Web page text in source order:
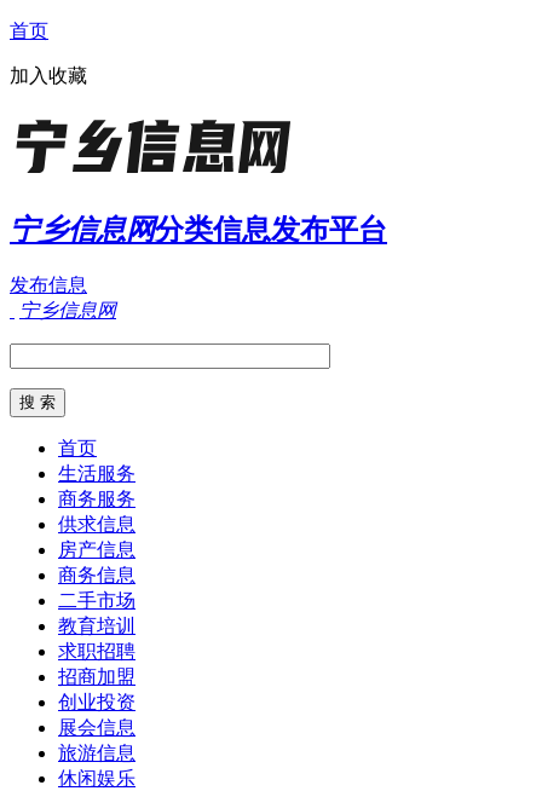
首页
加入收藏
宁乡信息网分类信息发布平台
发布信息
宁乡信息网
首页
生活服务
商务服务
供求信息
房产信息
商务信息
二手市场
教育培训
求职招聘
招商加盟
创业投资
展会信息
旅游信息
休闲娱乐